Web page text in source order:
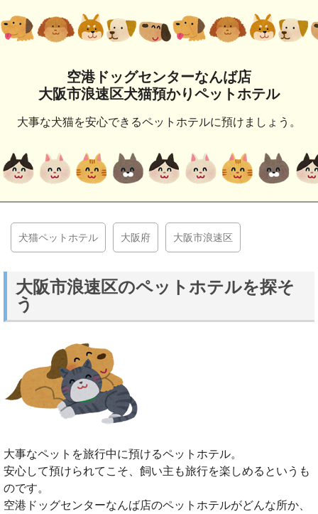
空港ドッグセンターなんば店
大阪市浪速区犬猫預かりペットホテル
大事な犬猫を安心できるペットホテルに預けましょう。
犬猫ペットホテル 大阪府 大阪市浪速区
大阪市浪速区のペットホテルを探そ
う
大事なペットを旅行中に預けるペットホテル。
安心して預けられてこそ、飼い主も旅行を楽しめるというも
のです。
空港ドッグセンターなんば店のペットホテルがどんな所か、